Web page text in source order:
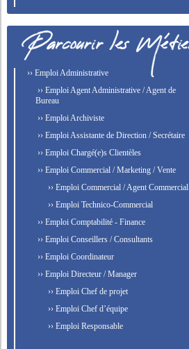
›› Emploi Administrative
›› Emploi Agent Administrative / Agent de
Bureau
›› Emploi Archiviste
›› Emploi Assistante de Direction / Secrétaire
›› Emploi Chargé(e)s Clientèles
›› Emploi Commercial / Marketing / Vente
›› Emploi Commercial / Agent Commercial
›› Emploi Technico-Commercial
›› Emploi Comptabilité - Finance
›› Emploi Conseillers / Consultants
›› Emploi Coordinateur
›› Emploi Directeur / Manager
›› Emploi Chef de projet
›› Emploi Chef d’équipe
›› Emploi Responsable